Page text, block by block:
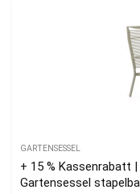
GARTENSESSEL
+ 15 % Kassenrabatt
Gartensessel